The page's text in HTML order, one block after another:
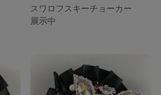
スワロフスキーチョーカー
展示中